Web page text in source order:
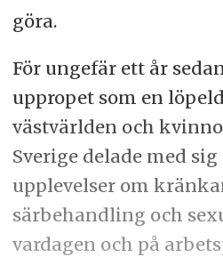
göra.
För ungefär ett år
uppropet som en
västvärlden och
Sverige delade med sig
upplevelser om
särbehandling och
vardagen och på